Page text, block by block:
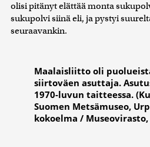
olisi pitänyt elättää monta
sukupolvi siinä eli, ja pystyi
seuraavankin.
Maalaisliitto oli
siirtoväen asuttaja.
1970-luvun taitteessa.
Suomen Metsämuseo,
kokoelma / Museovirasto,